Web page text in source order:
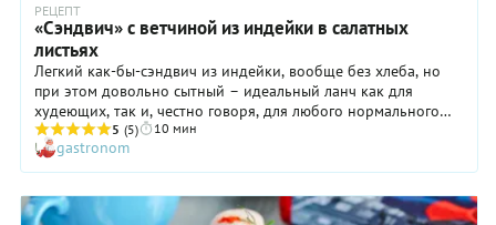
РЕЦЕПТ
«Сэндвич» с ветчиной из индейки в салатных
листьях
Легкий как-бы-сэндвич из индейки, вообще без хлеба, но
при этом довольно сытный – идеальный ланч как для
худеющих, так и, честно говоря, для любого нормального
человека.
5 (5) 10 мин
gastronom